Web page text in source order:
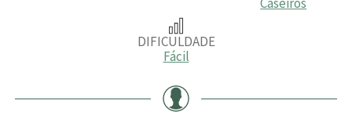
DIFICULDADE
Fácil